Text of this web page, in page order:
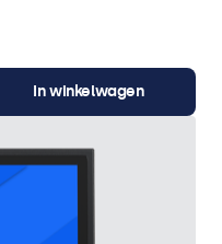
In winkelwagen